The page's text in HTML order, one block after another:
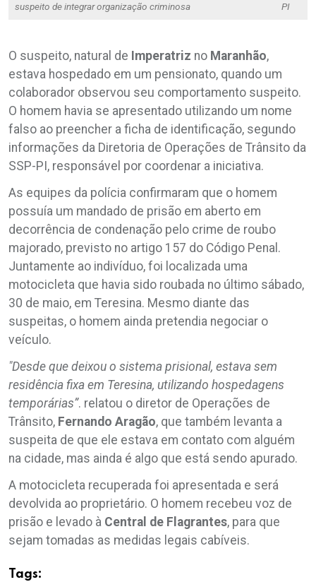
suspeito de integrar organização criminosa
PI
O suspeito, natural de Imperatriz no Maranhão,
estava hospedado em um pensionato, quando um
colaborador observou seu comportamento suspeito.
O homem havia se apresentado utilizando um nome
falso ao preencher a ficha de identificação, segundo
informações da Diretoria de Operações de Trânsito da
SSP-PI, responsável por coordenar a iniciativa.
As equipes da polícia confirmaram que o homem
possuía um mandado de prisão em aberto em
decorrência de condenação pelo crime de roubo
majorado, previsto no artigo 157 do Código Penal.
Juntamente ao indivíduo, foi localizada uma
motocicleta que havia sido roubada no último sábado,
30 de maio, em Teresina. Mesmo diante das
suspeitas, o homem ainda pretendia negociar o
veículo.
"Desde que deixou o sistema prisional, estava sem
residência fixa em Teresina, utilizando hospedagens
temporárias”. relatou o diretor de Operações de
Trânsito, Fernando Aragão, que também levanta a
suspeita de que ele estava em contato com alguém
na cidade, mas ainda é algo que está sendo apurado.
A motocicleta recuperada foi apresentada e será
devolvida ao proprietário. O homem recebeu voz de
prisão e levado à Central de Flagrantes, para que
sejam tomadas as medidas legais cabíveis.
Tags: